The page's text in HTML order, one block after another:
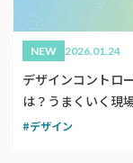
NEW 2026.01.24
デザインコントロ
は？うまくいく現
点は？
デザイン